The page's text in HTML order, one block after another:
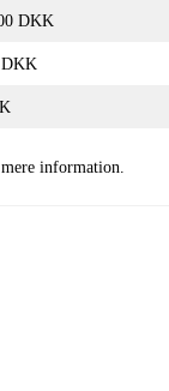
DKK
DKK
information.